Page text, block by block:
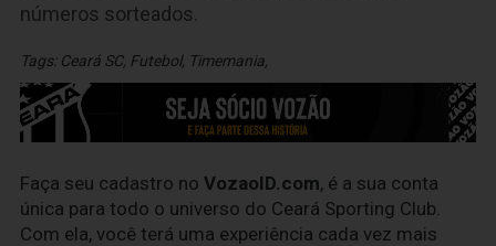
números sorteados.
Tags: Ceará SC, Futebol, Timemania,
Faça seu cadastro no VozaoID.com, é a sua conta
única para todo o universo do Ceará Sporting Club.
Com ela, você terá uma experiência cada vez mais